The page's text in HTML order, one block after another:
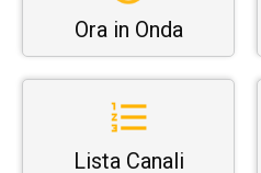
Ora in Onda
Lista Canali